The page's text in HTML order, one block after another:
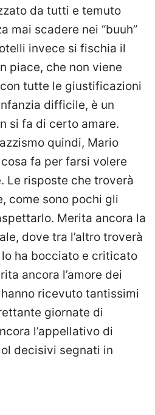
da tutti e temuto
mai scadere nei “buuh”
invece si fischia il
piace, che non viene
tutte le giustificazioni
difficile, è un
si fa di certo amare.
quindi, Mario
fa per farsi volere
Le risposte che troverà
come sono pochi gli
Merita ancora la
dove tra l’altro troverà
ha bocciato e criticato
ancora l’amore dei
ricevuto tantissimi
giornate di
l’appellativo di
decisivi segnati in